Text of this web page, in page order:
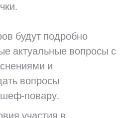
будут подробно
актуальные вопросы с
и
вопросы
повару.
участия в